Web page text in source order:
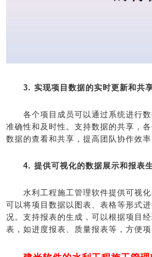
3. 实现项目数据的实时更新和共
各个项目成员可以通过系统进行数
准确性和及时性。支持数据的共享，
数据的查看和共享，提高团队协作效率
4. 提供可视化的数据展示和报表
水利工程施工管理软件提供可视化
可以将项目数据以图表、表格等形式
况。支持报表的生成，可以根据项目
表，如进度报表、质量报表等，方便